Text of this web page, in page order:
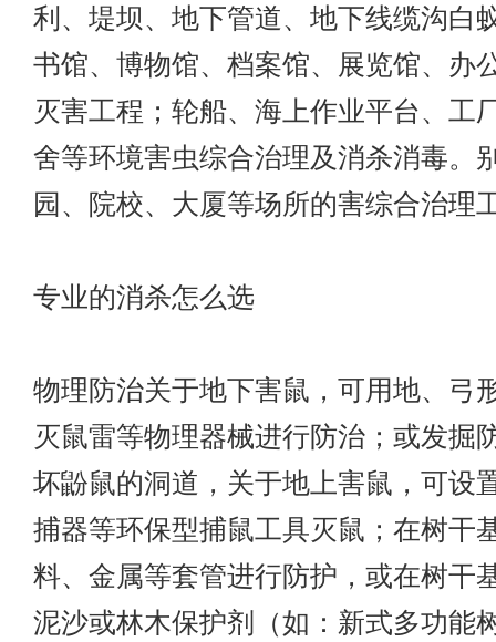
利、堤坝、地下管道、地下线缆沟白
书馆、博物馆、档案馆、展览馆、办
灭害工程；轮船、海上作业平台、工
舍等环境害虫综合治理及消杀消毒。
园、院校、大厦等场所的害综合治理
专业的消杀怎么选
物理防治关于地下害鼠，可用地、弓
灭鼠雷等物理器械进行防治；或发掘
坏鼢鼠的洞道，关于地上害鼠，可设
捕器等环保型捕鼠工具灭鼠；在树干
料、金属等套管进行防护，或在树干
泥沙或林木保护剂（如：新式多功能